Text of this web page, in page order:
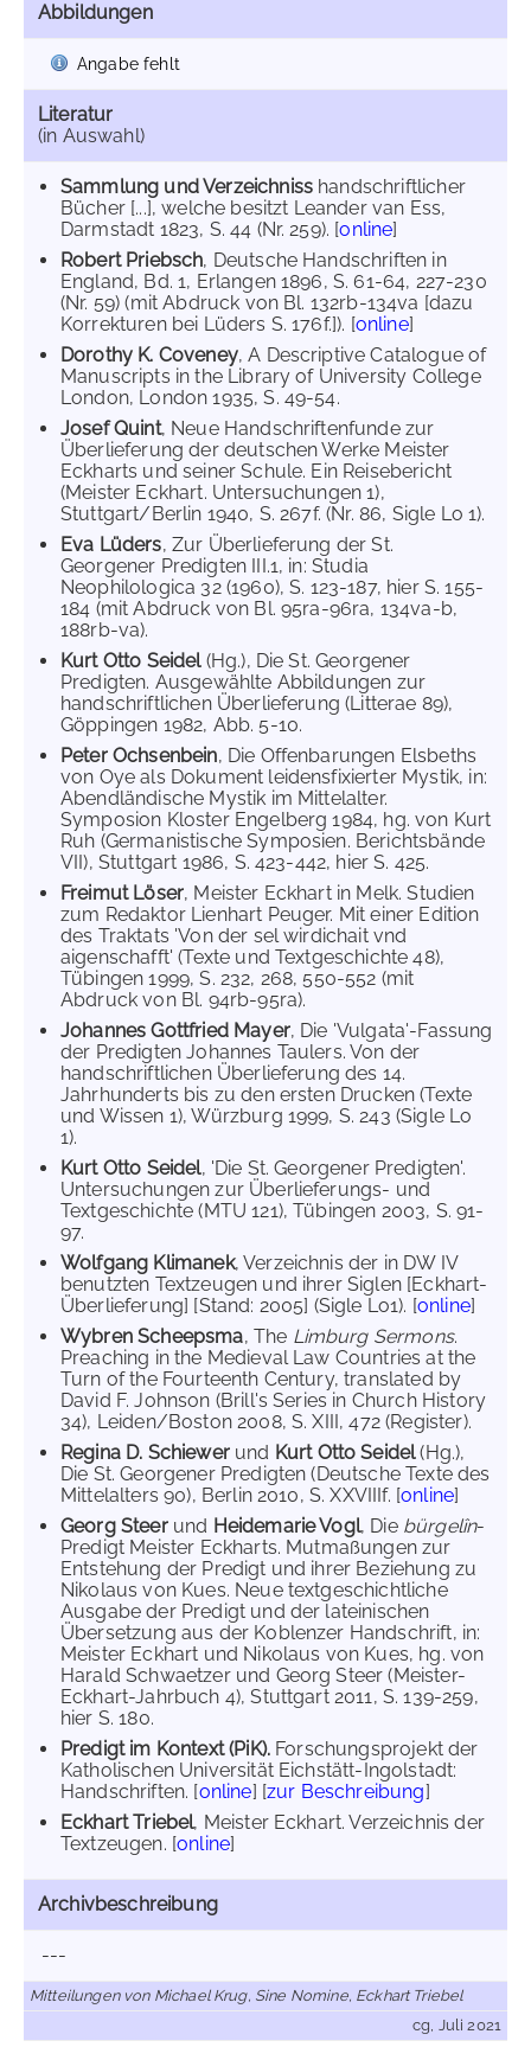
Abbildungen
Angabe fehlt
Literatur
(in Auswahl)
Sammlung und Verzeichniss handschriftlicher
Bücher [...], welche besitzt Leander van Ess,
Darmstadt 1823, S. 44 (Nr. 259). [online]
Robert Priebsch, Deutsche Handschriften in
England, Bd. 1, Erlangen 1896, S. 61-64, 227-230
(Nr. 59) (mit Abdruck von Bl. 132rb-134va [dazu
Korrekturen bei Lüders S. 176f.]). [online]
Dorothy K. Coveney, A Descriptive Catalogue of
Manuscripts in the Library of University College
London, London 1935, S. 49-54.
Josef Quint, Neue Handschriftenfunde zur
Überlieferung der deutschen Werke Meister
Eckharts und seiner Schule. Ein Reisebericht
(Meister Eckhart. Untersuchungen 1),
Stuttgart/Berlin 1940, S. 267f. (Nr. 86, Sigle Lo 1).
Eva Lüders, Zur Überlieferung der St.
Georgener Predigten III.1, in: Studia
Neophilologica 32 (1960), S. 123-187, hier S. 155-
184 (mit Abdruck von Bl. 95ra-96ra, 134va-b,
188rb-va).
Kurt Otto Seidel (Hg.), Die St. Georgener
Predigten. Ausgewählte Abbildungen zur
handschriftlichen Überlieferung (Litterae 89),
Göppingen 1982, Abb. 5-10.
Peter Ochsenbein, Die Offenbarungen Elsbeths
von Oye als Dokument leidensfixierter Mystik, in:
Abendländische Mystik im Mittelalter.
Symposion Kloster Engelberg 1984, hg. von Kurt
Ruh (Germanistische Symposien. Berichtsbände
VII), Stuttgart 1986, S. 423-442, hier S. 425.
Freimut Löser, Meister Eckhart in Melk. Studien
zum Redaktor Lienhart Peuger. Mit einer Edition
des Traktats 'Von der sel wirdichait vnd
aigenschafft' (Texte und Textgeschichte 48),
Tübingen 1999, S. 232, 268, 550-552 (mit
Abdruck von Bl. 94rb-95ra).
Johannes Gottfried Mayer, Die 'Vulgata'-Fassung
der Predigten Johannes Taulers. Von der
handschriftlichen Überlieferung des 14.
Jahrhunderts bis zu den ersten Drucken (Texte
und Wissen 1), Würzburg 1999, S. 243 (Sigle Lo
1).
Kurt Otto Seidel, 'Die St. Georgener Predigten'.
Untersuchungen zur Überlieferungs- und
Textgeschichte (MTU 121), Tübingen 2003, S. 91-
97.
Wolfgang Klimanek, Verzeichnis der in DW IV
benutzten Textzeugen und ihrer Siglen [Eckhart-
Überlieferung] [Stand: 2005] (Sigle Lo1). [online]
Wybren Scheepsma, The Limburg Sermons.
Preaching in the Medieval Law Countries at the
Turn of the Fourteenth Century, translated by
David F. Johnson (Brill's Series in Church History
34), Leiden/Boston 2008, S. XIII, 472 (Register).
Regina D. Schiewerund Kurt Otto Seidel(Hg.),
Die St. Georgener Predigten (Deutsche Texte des
Mittelalters 90), Berlin 2010, S. XXVIIIf. [online]
Georg Steerund Heidemarie Vogl, Die bürgelîn-
Predigt Meister Eckharts. Mutmaßungen zur
Entstehung der Predigt und ihrer Beziehung zu
Nikolaus von Kues. Neue textgeschichtliche
Ausgabe der Predigt und der lateinischen
Übersetzung aus der Koblenzer Handschrift, in:
Meister Eckhart und Nikolaus von Kues, hg. von
Harald Schwaetzer und Georg Steer (Meister-
Eckhart-Jahrbuch 4), Stuttgart 2011, S. 139-259,
hier S. 180.
Predigt im Kontext (PiK). Forschungsprojekt der
Katholischen Universität Eichstätt-Ingolstadt:
Handschriften. [online] [zur Beschreibung]
Eckhart Triebel, Meister Eckhart. Verzeichnis der
Textzeugen. [online]
Archivbeschreibung
---
Mitteilungen von Michael Krug, Sine Nomine, Eckhart Triebel
cg, Juli 2021